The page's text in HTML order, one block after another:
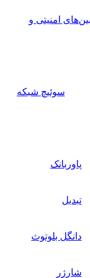
امنیتی و
سوئیچ‌ شبکه
پاوربانک
تبدیل
دانگل بلوتوث
شارژر